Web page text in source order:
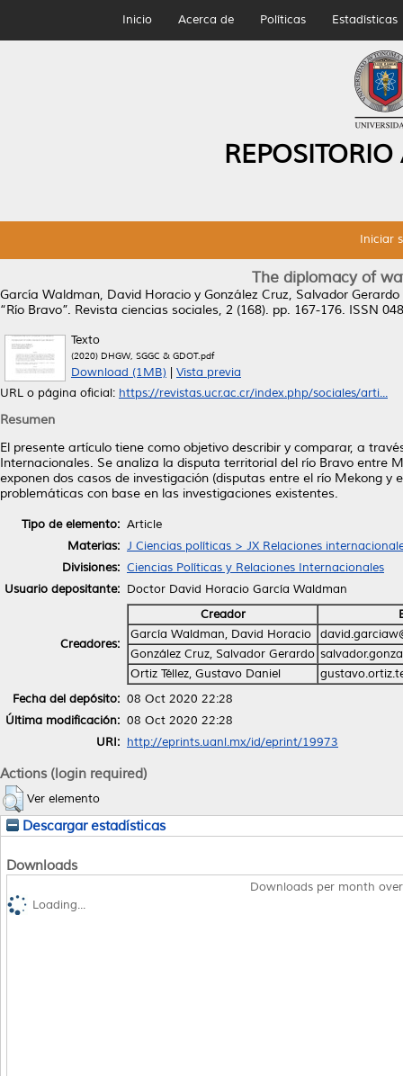
Inicio Acerca de Políticas Estadísticas
Iniciar
The diplomacy of
García Waldman, David Horacio y González Cruz, Salvador Gerardo
“Río Bravo”. Revista ciencias sociales, 2 (168). pp. 167-176. ISSN
Texto
(2020) DHGW, SGGC & GDOT.pdf
Download (1MB)
Vista previa
URL o página oficial: https://revistas.ucr.ac.cr/index.php/sociales/arti...
Resumen
El presente artículo tiene como objetivo describir y comparar, a
Internacionales. Se analiza la disputa territorial del río Bravo entre
exponen dos casos de investigación (disputas entre el río Mekong
problemáticas con base en las investigaciones existentes.
Tipo de elemento: Article
Materias: J Ciencias políticas > JX Relaciones
Divisiones: Ciencias Políticas y Relaciones Internacionales
Usuario depositante: Doctor David Horacio García Waldman
Creadores:
Creador
García Waldman, David Horacio
González Cruz, Salvador Gerardo
Ortiz Téllez, Gustavo Daniel
Fecha del depósito: 08 Oct 2020 22:28
Última modificación: 08 Oct 2020 22:28
URI: http://eprints.uanl.mx/id/eprint/19973
Actions (login required)
Ver elemento
Descargar estadísticas
Downloads
Downloads per month
Loading...